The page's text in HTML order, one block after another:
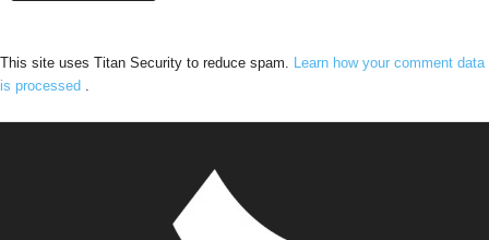
This site uses Titan Security to reduce spam. Learn how your comment data
is processed .